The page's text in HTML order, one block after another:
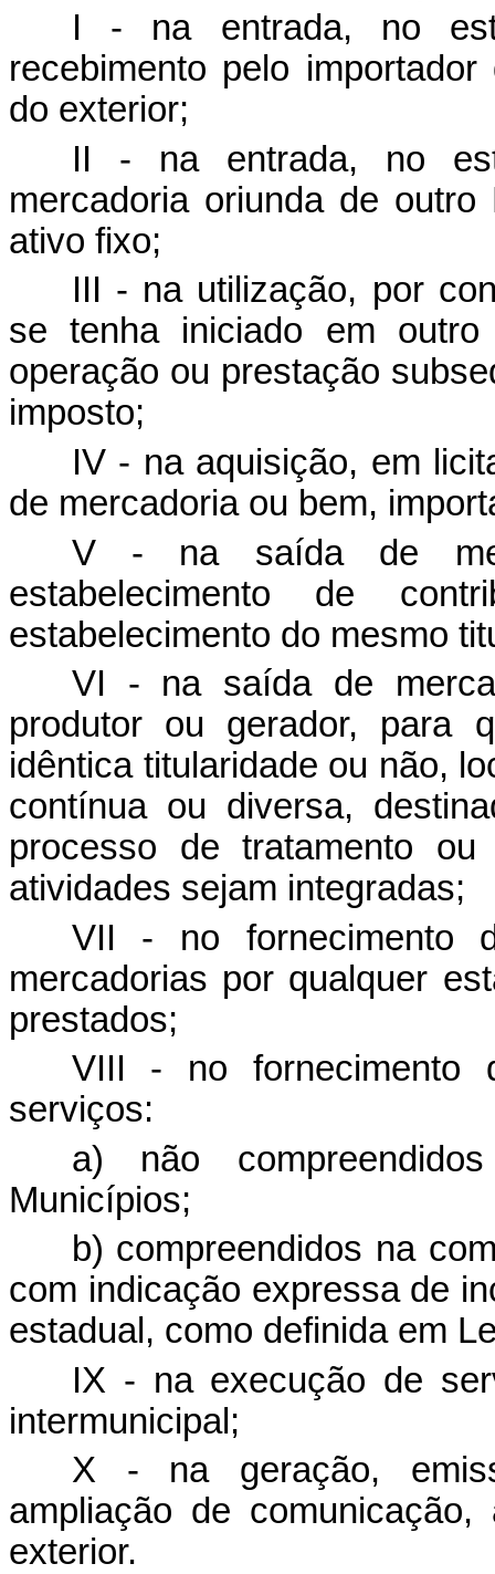
I - na entrada, no
recebimento pelo
do exterior;
II - na entrada, no
mercadoria oriunda de
ativo fixo;
III - na utilização, por
se tenha iniciado em
operação ou prestação
imposto;
IV - na aquisição, em
de mercadoria ou bem,
V - na saída de
estabelecimento de
estabelecimento do mesmo
VI - na saída de
produtor ou gerador, para
idêntica titularidade ou não,
contínua ou diversa,
processo de tratamento
atividades sejam integradas;
VII - no fornecimento
mercadorias por qualquer
prestados;
VIII - no fornecimento
serviços:
a) não
Municípios;
b) compreendidos na
com indicação expressa de
estadual, como definida em
IX - na execução de
intermunicipal;
X - na geração,
ampliação de
exterior.